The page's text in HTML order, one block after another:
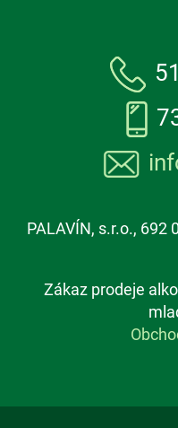
PALAVÍN, s.r.o.,
Zákaz prodeje